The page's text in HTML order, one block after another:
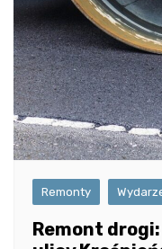
Remonty
Remont